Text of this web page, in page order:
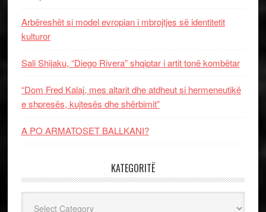
Arbëreshët si model evropian i mbrojtjes së identitetit
kulturor
Sali Shijaku, “Diego Rivera” shqiptar i artit tonë kombëtar
“Dom Fred Kalaj, mes altarit dhe atdheut si hermeneutikë
e shpresës, kujtesës dhe shërbimit”
A PO ARMATOSET BALLKANI?
KATEGORITË